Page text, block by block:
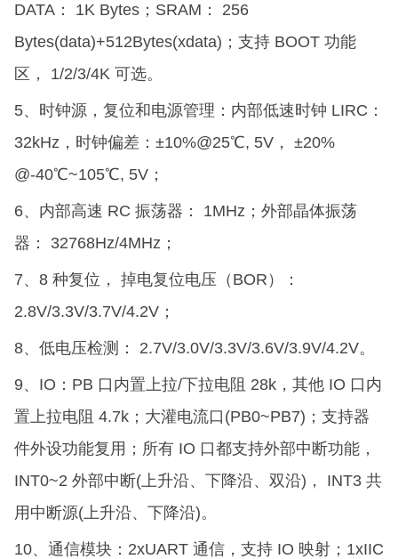
DATA： 1K Bytes；SRAM： 256
Bytes(data)+512Bytes(xdata)；支持 BOOT 功能
区， 1/2/3/4K 可选。
5、时钟源，复位和电源管理：内部低速时钟 LIRC：
32kHz，时钟偏差：±10%@25℃, 5V， ±20%
@-40℃~105℃, 5V；
6、内部高速 RC 振荡器： 1MHz；外部晶体振荡
器： 32768Hz/4MHz；
7、8 种复位， 掉电复位电压（BOR）：
2.8V/3.3V/3.7V/4.2V；
8、低电压检测： 2.7V/3.0V/3.3V/3.6V/3.9V/4.2V。
9、IO：PB 口内置上拉/下拉电阻 28k，其他 IO 口内
置上拉电阻 4.7k；大灌电流口(PB0~PB7)；支持器
件外设功能复用；所有 IO 口都支持外部中断功能，
INT0~2 外部中断(上升沿、下降沿、双沿)， INT3 共
用中断源(上升沿、下降沿)。
10、通信模块：2xUART 通信，支持 IO 映射；1xIIC